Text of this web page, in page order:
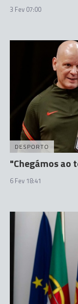
3 Fev 07:00
DESPORTO
"Chegámos ao
6 Fev 18:41